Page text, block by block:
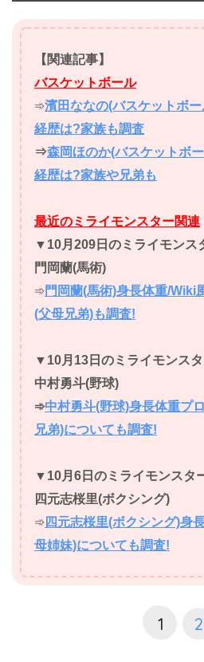
【関連記事】
バスケットボール
➾濱田ななの(バスケットボ
経歴は?家族も調査
⇒森岡ほのか(バスケットボ
経歴は?家族や兄弟も
最近のミライモンスター関連
▼10月209日のミライモンス
門岡蘭(馬術)
➾ 門岡蘭(馬術)身長体重/Wiki
(父母兄弟)も調査!
▼ 10月13日のミライモンスタ
中村勇斗(野球)
➾中村勇斗(野球)身長体重プ
兄弟)についても調査!
▼ 10月6日のミライモンスタ
四元志桜里(ボクシング)
➾ 四元志桜里(ボクシング)身
母姉妹)についても調査!
1 2